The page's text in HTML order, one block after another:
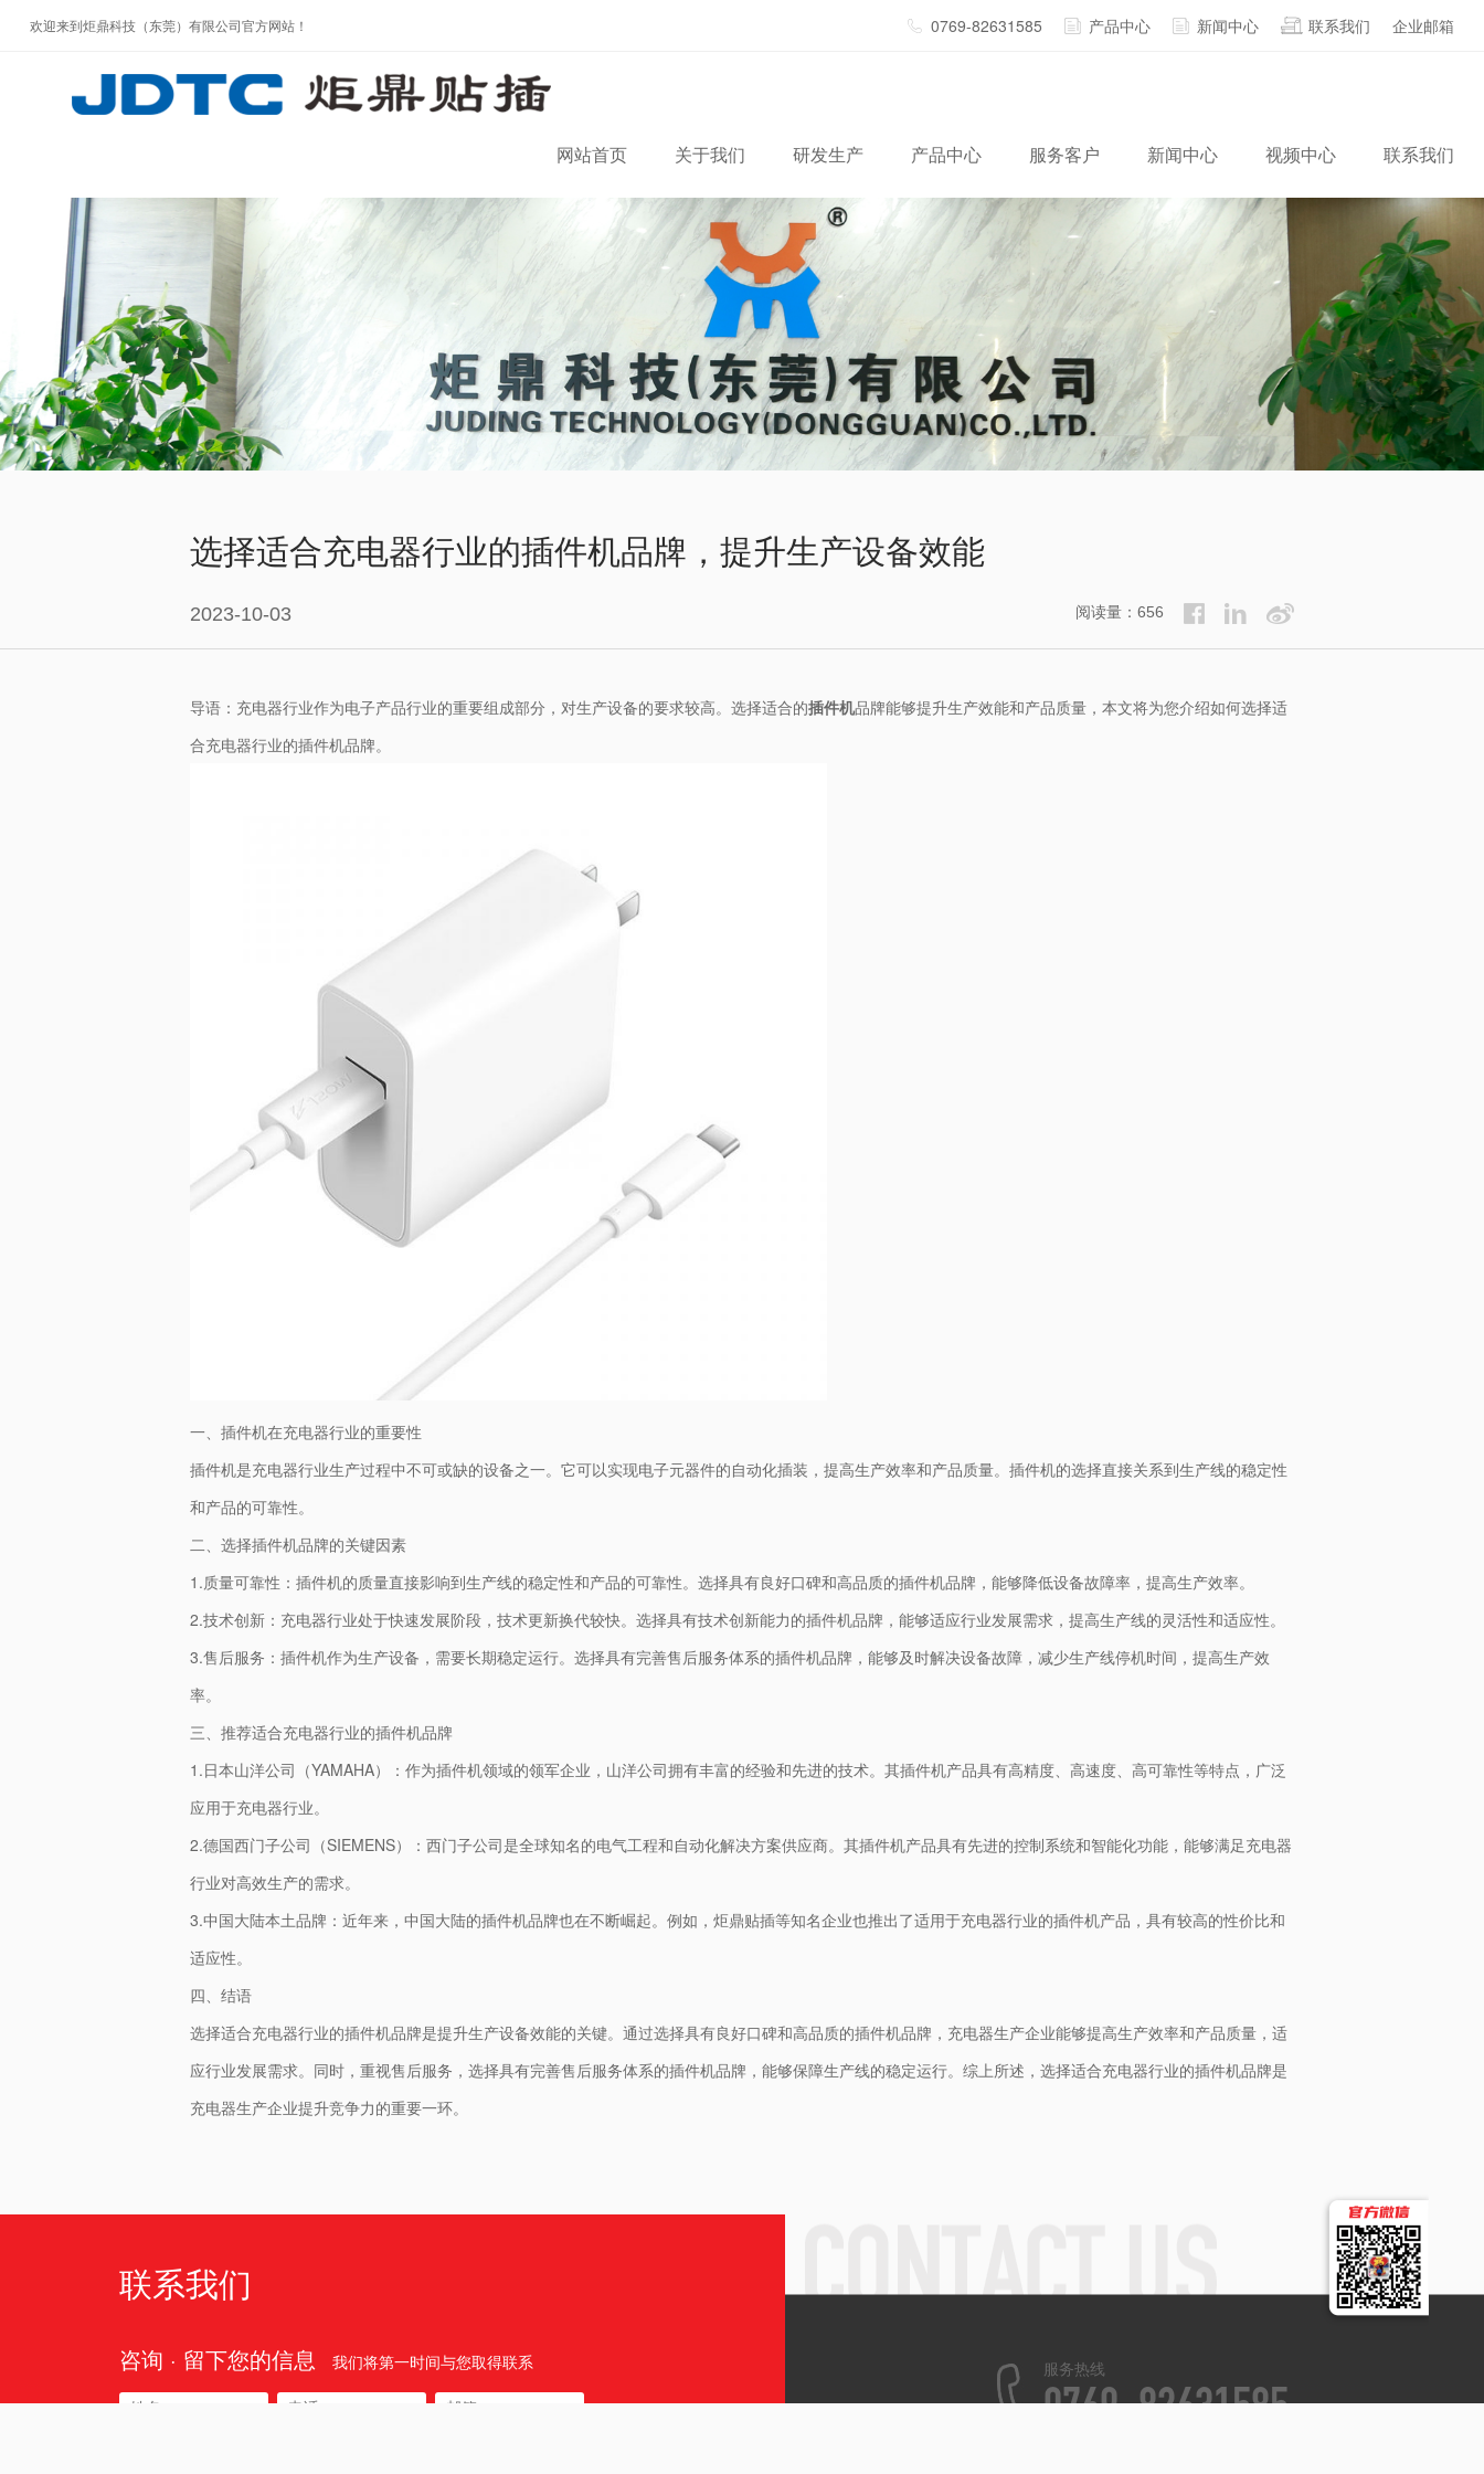
欢迎来到炬鼎科技（东莞）有限公司官方网站！ 0769-82631585 产品中心 新闻中心 联系我们 企业邮箱
网站首页 关于我们 研发生产 产品中心 服务客户 新闻中心 视频中心 联系我们
选择适合充电器行业的插件机品牌，提升生产设备效能
2023-10-03 阅读量：656
导语：充电器行业作为电子产品行业的重要组成部分，对生产设备的要求较高。选择适合的插件机品牌能够提升生产效能和产品质量，本文将为您介绍如何选择适
合充电器行业的插件机品牌。
一、插件机在充电器行业的重要性
插件机是充电器行业生产过程中不可或缺的设备之一。它可以实现电子元器件的自动化插装，提高生产效率和产品质量。插件机的选择直接关系到生产线的稳定性
和产品的可靠性。
二、选择插件机品牌的关键因素
1.质量可靠性：插件机的质量直接影响到生产线的稳定性和产品的可靠性。选择具有良好口碑和高品质的插件机品牌，能够降低设备故障率，提高生产效率。
2.技术创新：充电器行业处于快速发展阶段，技术更新换代较快。选择具有技术创新能力的插件机品牌，能够适应行业发展需求，提高生产线的灵活性和适应性。
3.售后服务：插件机作为生产设备，需要长期稳定运行。选择具有完善售后服务体系的插件机品牌，能够及时解决设备故障，减少生产线停机时间，提高生产效
率。
三、推荐适合充电器行业的插件机品牌
1.日本山洋公司（YAMAHA）：作为插件机领域的领军企业，山洋公司拥有丰富的经验和先进的技术。其插件机产品具有高精度、高速度、高可靠性等特点，广泛
应用于充电器行业。
2.德国西门子公司（SIEMENS）：西门子公司是全球知名的电气工程和自动化解决方案供应商。其插件机产品具有先进的控制系统和智能化功能，能够满足充电器
行业对高效生产的需求。
3.中国大陆本土品牌：近年来，中国大陆的插件机品牌也在不断崛起。例如，炬鼎贴插等知名企业也推出了适用于充电器行业的插件机产品，具有较高的性价比和
适应性。
四、结语
选择适合充电器行业的插件机品牌是提升生产设备效能的关键。通过选择具有良好口碑和高品质的插件机品牌，充电器生产企业能够提高生产效率和产品质量，适
应行业发展需求。同时，重视售后服务，选择具有完善售后服务体系的插件机品牌，能够保障生产线的稳定运行。综上所述，选择适合充电器行业的插件机品牌是
充电器生产企业提升竞争力的重要一环。
联系我们
咨询 · 留下您的信息 我们将第一时间与您取得联系 服务热线
0769-82631585